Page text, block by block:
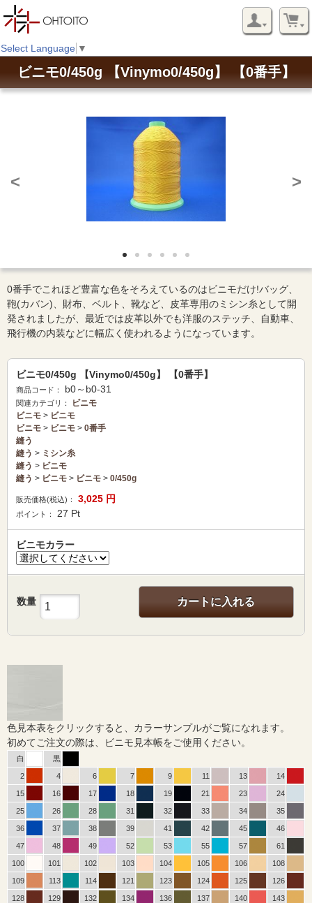
Select Language ▼
ビニモ0/450g 【Vinymo0/450g】 【0番手】
< >
0番手でこれほど豊富な色をそろえているのはビニモだけ!バッグ、
鞄(カバン)、財布、ベルト、靴など、皮革専用のミシン糸として開
発されましたが、最近では皮革以外でも洋服のステッチ、自動車、
飛行機の内装などに幅広く使われるようになっています。
ビニモ0/450g 【Vinymo0/450g】 【0番手】
商品コード： b0～b0-31
関連カテゴリ：
ビニモ
ビニモ > ビニモ
ビニモ > ビニモ > 0番手
縫う
縫う > ミシン糸
縫う > ビニモ
縫う > ビニモ > ビニモ > 0/450g
販売価格(税込)： 3,025 円
ポイント： 27 Pt
ビニモカラー
数量 カートに入れる
色見本表をクリックすると、カラーサンプルがご覧になれます。
初めてご注文の際は、ビニモ見本帳をご使用ください。
白 黒
2 4 6 7 9 11 13 14
15 16 17 18 19 21 23 24
25 26 28 31 32 33 34 35
36 37 38 39 41 42 45 46
47 48 49 52 53 55 57 61
100 101 102 103 104 105 106 108
109 113 114 121 123 124 125 126
128 129 132 134 136 137 140 143